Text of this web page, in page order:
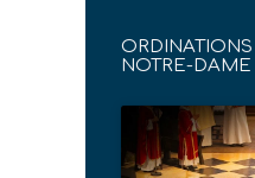
NOTRE-DAME